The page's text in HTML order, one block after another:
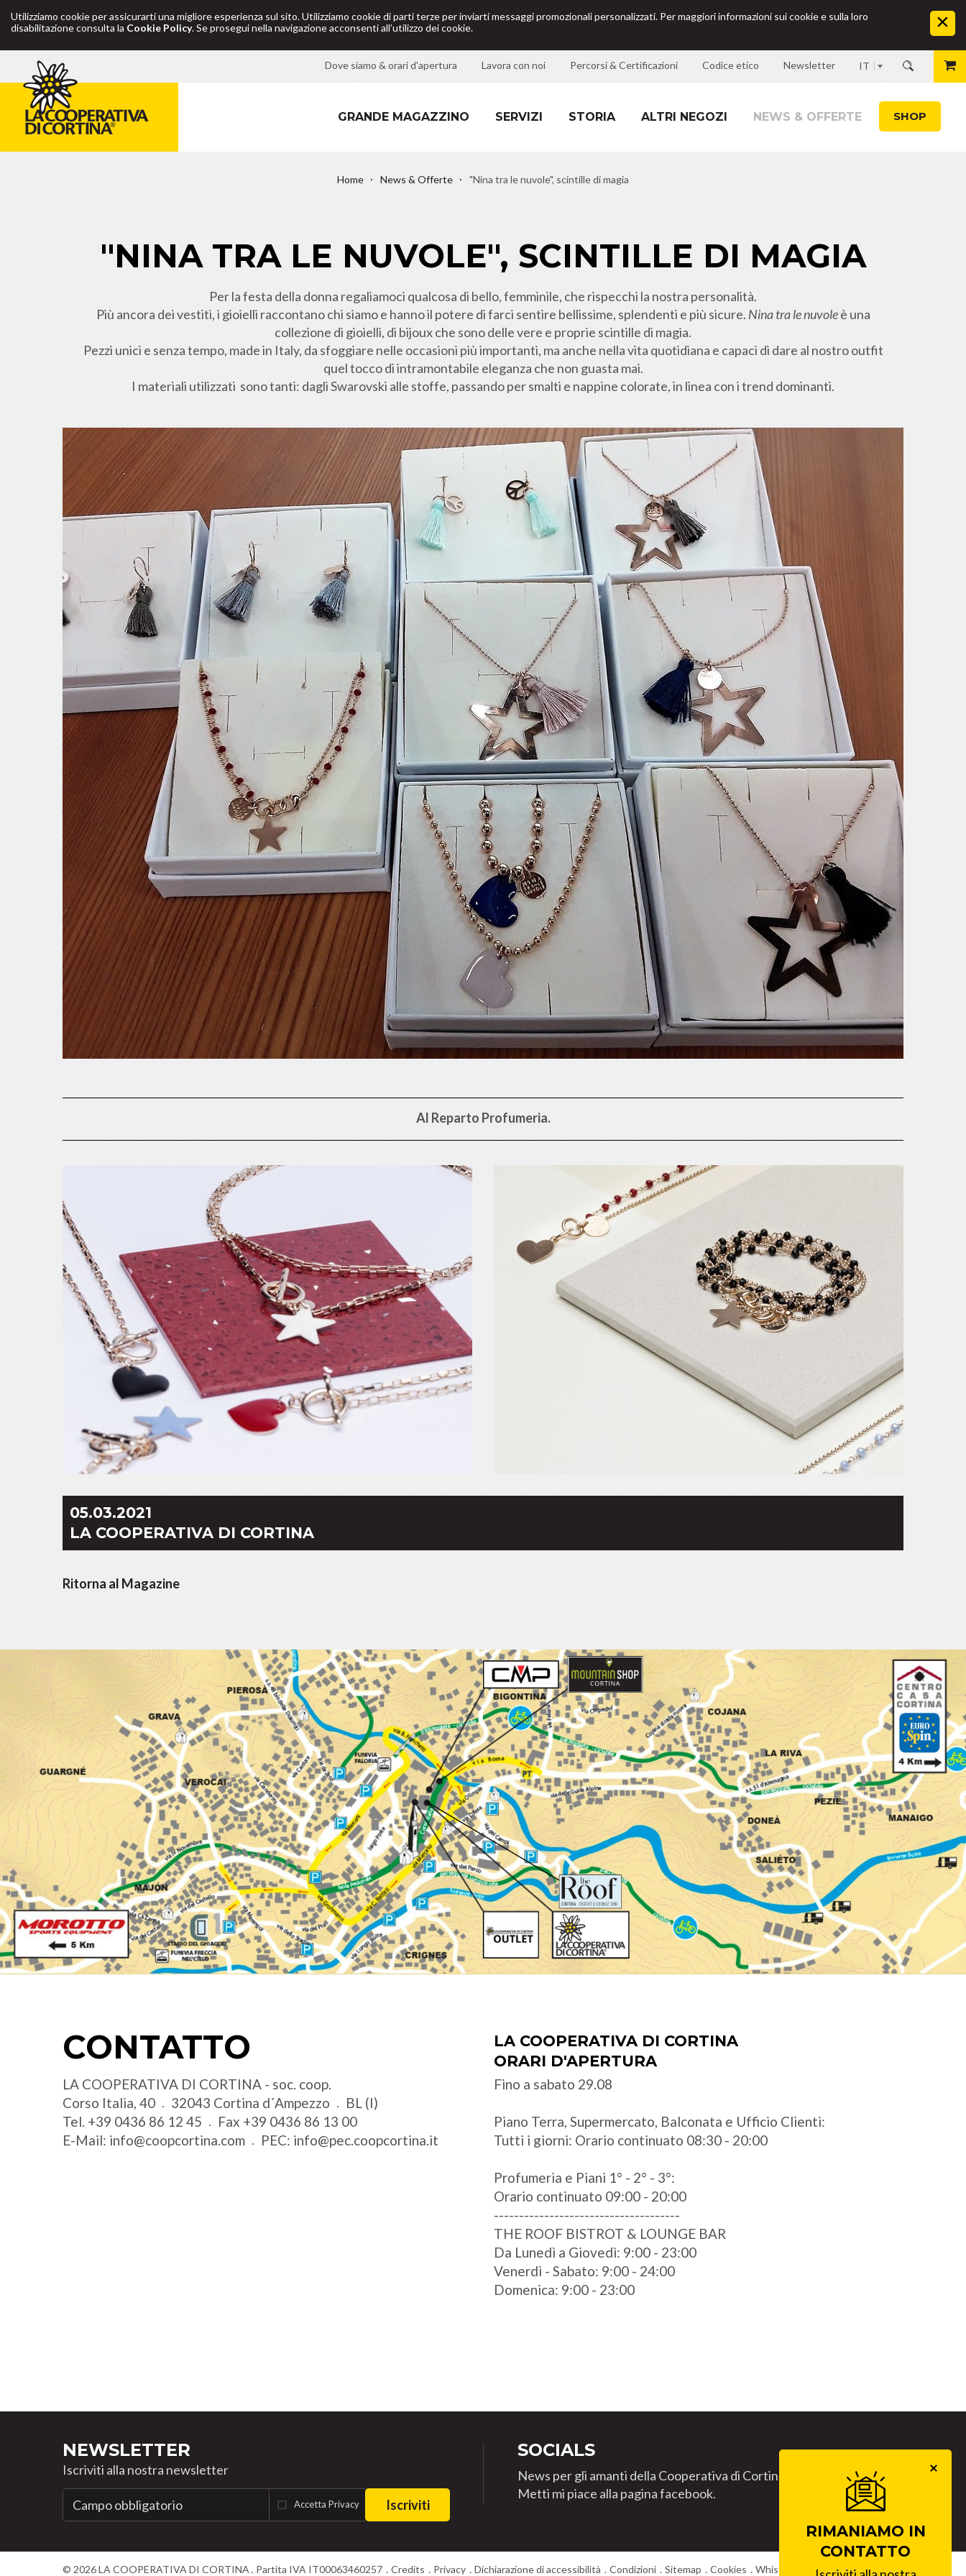
Utilizziamo cookie per assicurarti una migliore esperienza sul sito. Utilizziamo cookie di parti terze per inviarti messaggi promozionali personalizzati. Per maggiori informazioni sui cookie e sulla loro
disabilitazione consulta la Cookie Policy. Se prosegui nella navigazione acconsenti all’utilizzo dei cookie.
IT
Dove siamo & orari d'apertura Lavora con noi Percorsi & Certificazioni Codice etico Newsletter
GRANDE MAGAZZINO SERVIZI STORIA ALTRI NEGOZI NEWS & OFFERTE
Home News & Offerte "Nina tra le nuvole", scintille di magia
SHOP
"NINA TRA LE NUVOLE", SCINTILLE DI MAGIA
Per la festa della donna regaliamoci qualcosa di bello, femminile, che rispecchi la nostra personalità.
Più ancora dei vestiti, i gioielli raccontano chi siamo e hanno il potere di farci sentire bellissime, splendenti e più sicure. Nina tra le nuvoleè una
collezione di gioielli, di bijoux che sono delle vere e proprie scintille di magia.
Pezzi unici e senza tempo, made in Italy, da sfoggiare nelle occasioni più importanti, ma anche nella vita quotidiana e capaci di dare al nostro outfit
quel tocco di intramontabile eleganza che non guasta mai.
I materiali utilizzati sono tanti: dagli Swarovski alle stoffe, passando per smalti e nappine colorate, in linea con i trend dominanti.
Al Reparto Profumeria.
05.03.2021
LA COOPERATIVA DI CORTINA
Ritorna al Magazine
CONTATTO
LA COOPERATIVA DI CORTINA - soc. coop.
Corso Italia, 40
32043 Cortina d´Ampezzo
BL (I)
Tel. +39 0436 86 12 45 Fax +39 0436 86 13 00
E-Mail: info@coopcortina.com PEC: info@pec.coopcortina.it
LA COOPERATIVA DI CORTINA
ORARI D'APERTURA
Fino a sabato 29.08
Piano Terra, Supermercato, Balconata e Ufficio Clienti:
Tutti i giorni: Orario continuato 08:30 - 20:00
Profumeria e Piani 1° - 2° - 3°:
Orario continuato 09:00 - 20:00
-------------------------------------
THE ROOF BISTROT & LOUNGE BAR
Da Lunedì a Giovedì: 9:00 - 23:00
Venerdì - Sabato: 9:00 - 24:00
Domenica: 9:00 - 23:00
NEWSLETTER
Iscriviti alla nostra newsletter
Accetta Privacy Iscriviti
SOCIALS
News per gli amanti della Cooperativa di Cortina.
Metti mi piace alla pagina facebook.
© 2026LA COOPERATIVA DI CORTINA Partita IVA IT00063460257 Credits Privacy Dichiarazione di accessibilità Condizioni Sitemap Cookies Whistleblowing
Lavora con noi
RIMANIAMO IN
CONTATTO